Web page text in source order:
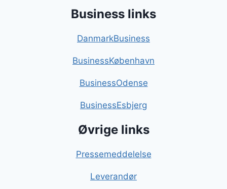
Business links
DanmarkBusiness
BusinessKøbenhavn
BusinessOdense
BusinessEsbjerg
Øvrige links
Pressemeddelelse
Leverandør